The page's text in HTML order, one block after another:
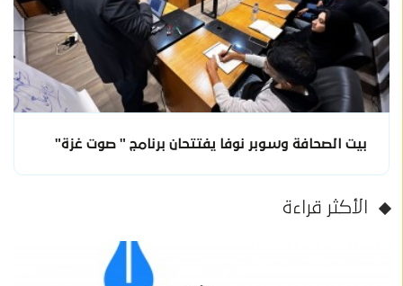
بيت الصحافة وسوبر نوفا يفتتحان برنامج " صوت غزة"
الأكثر قراءة